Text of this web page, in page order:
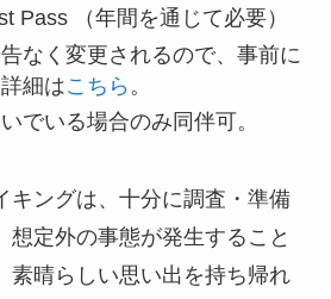
Pass （年間を通じて必要）
なく変更されるので、事前に
細はこちら 。
でいる場合のみ同伴可。
キングは、十分に調査・準備
想定外の事態が発生すること
素晴らしい思い出を持ち帰れ